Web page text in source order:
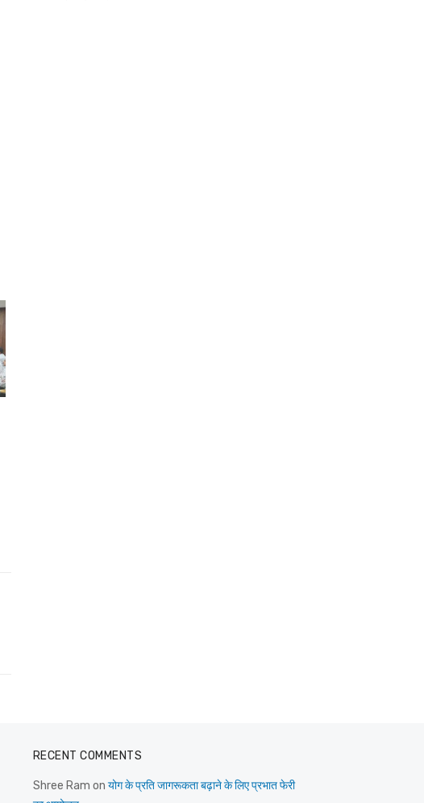
RECENT COMMENTS
Shree Ram on योग के प्रति जागरूकता बढ़ाने के लिए प्रभात फेरी